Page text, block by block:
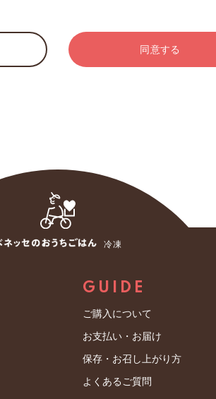
記入もれがあった場合
の提供するサービスの違反等により本サービ
あり、その申込みを取り消し得ないものとす
他の会員及び会員以外の者の双方を含みま
いつでも電話等で連絡し、前項の要件に該当
拒否、または利用の一時停止もしくは会員
きない情報に加工し、数値化された統計情報
びに法人にあっては、その代表者の氏名
１号 新宿モノリスビル
開示、訂正等若しくは利用停止等の請求に
め、「ベネッセグループ 情報セキュリティ
同意する
冷凍
GUIDE
ご購入について
お支払い・お届け
保存・お召し上がり方
よくあるご質問